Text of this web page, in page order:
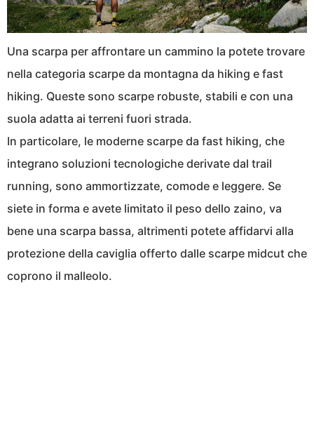
Una scarpa per affrontare un cammino la potete trovare
nella categoria scarpe da montagna da hiking e fast
hiking. Queste sono scarpe robuste, stabili e con una
suola adatta ai terreni fuori strada.
In particolare, le moderne scarpe da fast hiking, che
integrano soluzioni tecnologiche derivate dal trail
running, sono ammortizzate, comode e leggere. Se
siete in forma e avete limitato il peso dello zaino, va
bene una scarpa bassa, altrimenti potete affidarvi alla
protezione della caviglia offerto dalle scarpe midcut che
coprono il malleolo.